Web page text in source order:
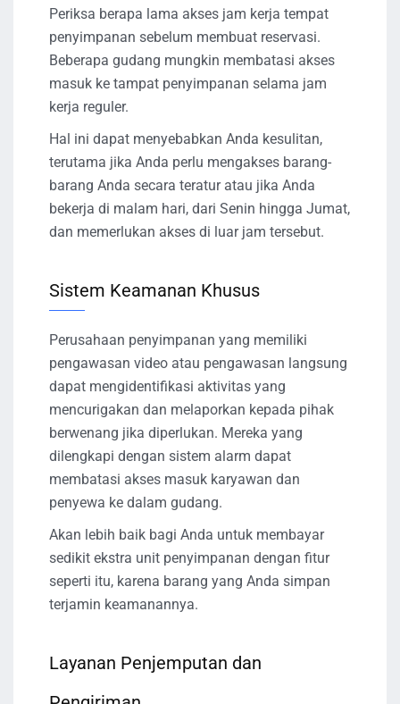
Periksa berapa lama akses jam kerja tempat
penyimpanan sebelum membuat reservasi.
Beberapa gudang mungkin membatasi akses
masuk ke tampat penyimpanan selama jam
kerja reguler.
Hal ini dapat menyebabkan Anda kesulitan,
terutama jika Anda perlu mengakses barang-
barang Anda secara teratur atau jika Anda
bekerja di malam hari, dari Senin hingga Jumat,
dan memerlukan akses di luar jam tersebut.
Sistem Keamanan Khusus
Perusahaan penyimpanan yang memiliki
pengawasan video atau pengawasan langsung
dapat mengidentifikasi aktivitas yang
mencurigakan dan melaporkan kepada pihak
berwenang jika diperlukan. Mereka yang
dilengkapi dengan sistem alarm dapat
membatasi akses masuk karyawan dan
penyewa ke dalam gudang.
Akan lebih baik bagi Anda untuk membayar
sedikit ekstra unit penyimpanan dengan fitur
seperti itu, karena barang yang Anda simpan
terjamin keamanannya.
Layanan Penjemputan dan